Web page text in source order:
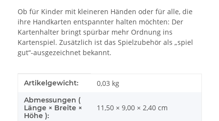
Ob für Kinder mit kleineren Händen oder für alle, die
ihre Handkarten entspannter halten möchten: Der
Kartenhalter bringt spürbar mehr Ordnung ins
Kartenspiel. Zusätzlich ist das Spielzubehör als „spiel
gut“-ausgezeichnet bekannt.
Produkteigenschaft
Wert
Artikelgewicht: 0,03 kg
Abmessungen (
Länge × Breite ×
Höhe ):
11,50 × 9,00 × 2,40 cm